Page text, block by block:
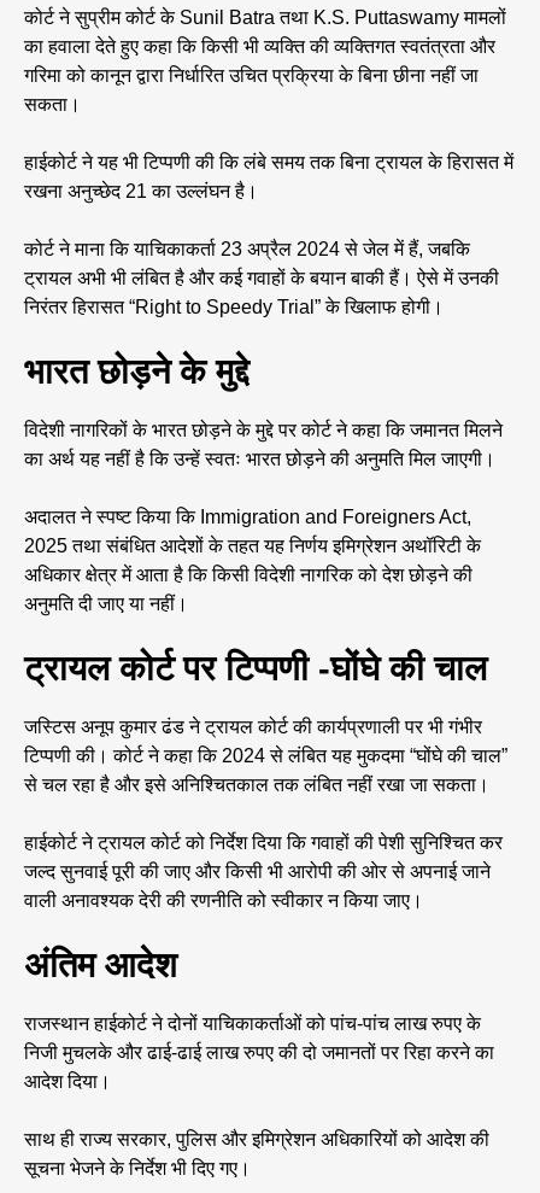
कोर्ट ने सुप्रीम कोर्ट के Sunil Batra तथा K.S. Puttaswamy मामलों
का हवाला देते हुए कहा कि किसी भी व्यक्ति की व्यक्तिगत स्वतंत्रता और
गरिमा को कानून द्वारा निर्धारित उचित प्रक्रिया के बिना छीना नहीं जा
सकता।
हाईकोर्ट ने यह भी टिप्पणी की कि लंबे समय तक बिना ट्रायल के हिरासत में
रखना अनुच्छेद 21 का उल्लंघन है।
कोर्ट ने माना कि याचिकाकर्ता 23 अप्रैल 2024 से जेल में हैं, जबकि
ट्रायल अभी भी लंबित है और कई गवाहों के बयान बाकी हैं। ऐसे में उनकी
निरंतर हिरासत “Right to Speedy Trial” के खिलाफ होगी।
भारत छोड़ने के मुद्दे
विदेशी नागरिकों के भारत छोड़ने के मुद्दे पर कोर्ट ने कहा कि जमानत मिलने
का अर्थ यह नहीं है कि उन्हें स्वतः भारत छोड़ने की अनुमति मिल जाएगी।
अदालत ने स्पष्ट किया कि Immigration and Foreigners Act,
2025 तथा संबंधित आदेशों के तहत यह निर्णय इमिग्रेशन अथॉरिटी के
अधिकार क्षेत्र में आता है कि किसी विदेशी नागरिक को देश छोड़ने की
अनुमति दी जाए या नहीं।
ट्रायल कोर्ट पर टिप्पणी -घोंघे की चाल
जस्टिस अनूप कुमार ढंड ने ट्रायल कोर्ट की कार्यप्रणाली पर भी गंभीर
टिप्पणी की। कोर्ट ने कहा कि 2024 से लंबित यह मुकदमा “घोंघे की चाल”
से चल रहा है और इसे अनिश्चितकाल तक लंबित नहीं रखा जा सकता।
हाईकोर्ट ने ट्रायल कोर्ट को निर्देश दिया कि गवाहों की पेशी सुनिश्चित कर
जल्द सुनवाई पूरी की जाए और किसी भी आरोपी की ओर से अपनाई जाने
वाली अनावश्यक देरी की रणनीति को स्वीकार न किया जाए।
अंतिम आदेश
राजस्थान हाईकोर्ट ने दोनों याचिकाकर्ताओं को पांच-पांच लाख रुपए के
निजी मुचलके और ढाई-ढाई लाख रुपए की दो जमानतों पर रिहा करने का
आदेश दिया।
साथ ही राज्य सरकार, पुलिस और इमिग्रेशन अधिकारियों को आदेश की
सूचना भेजने के निर्देश भी दिए गए।